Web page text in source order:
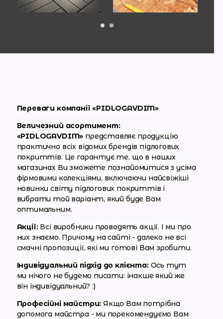
Переваги компанії «PIDLOGAVDIM»
Величезний асортимент:
«PIDLOGAVDIM» представляє продукцію
практично всіх відомих брендів підлогових
покриттів. Це гарантує те, що в наших
магазинах Ви зможете познайомитися з усіма
фірмовими колекціями, включаючи найсвіжіші
новинки світу підлогових покриттів і
вибрати той варіант, який буде Вам
оптимальним.
Акції: Всі виробники проводять акції. І ми про
них знаємо. Причому на сайті - далеко не всі
смачні пропозиції, які ми готові Вам зробити.
Індивідуальний підхід до клієнта:Ось тут
ми нічого не будемо писати: інакше який же
він індивідуальний? :)
Професійні майстри: Якщо Вам потрібна
допомога майстра - ми порекомендуємо Вам